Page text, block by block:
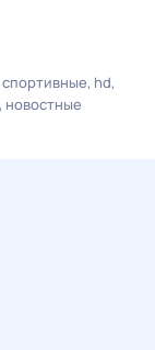
спортивные hd
новостные